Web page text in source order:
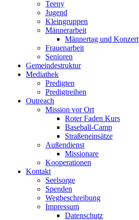
Teeny
Jugend
Kleingruppen
Männerarbeit
Männertag und Konzert
Frauenarbeit
Senioren
Gemeindestruktur
Mediathek
Predigten
Predigtreihen
Outreach
Mission vor Ort
Roter Faden Kurs
Baseball-Camp
Straßeneinsätze
Außendienst
Missionare
Kooperationen
Kontakt
Seelsorge
Spenden
Wegbeschreibung
Impressum
Datenschutz